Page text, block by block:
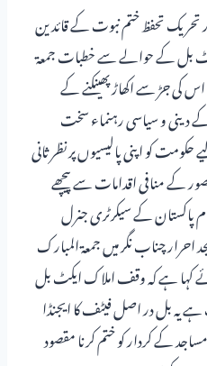
تحفظ ختم نبوت کے قائدین
بل کے حوالے سے خطبات جمعۃ
کی جڑ سے اکھاڑ پھینکنے کے
دینی و سیاسی رہنماء سخت
کو اپنی پالیسیوں پر نظر ثانی
کے منافی اقدامات سے پیچھے
پاکستان کے سیکرٹری جنرل
چناب نگر میں جمعۃ المبارک
ہے کہ وقف املاک ایکٹ بل
یہ بل در اصل فیٹف کا ایجنڈا
کے کردار کو ختم کرنا مقصود